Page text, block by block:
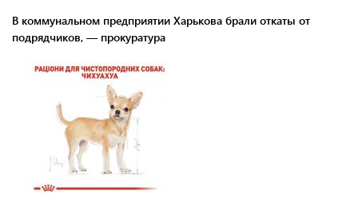
В коммунальном предприятии Харькова брали откаты от
подрядчиков, — прокуратура